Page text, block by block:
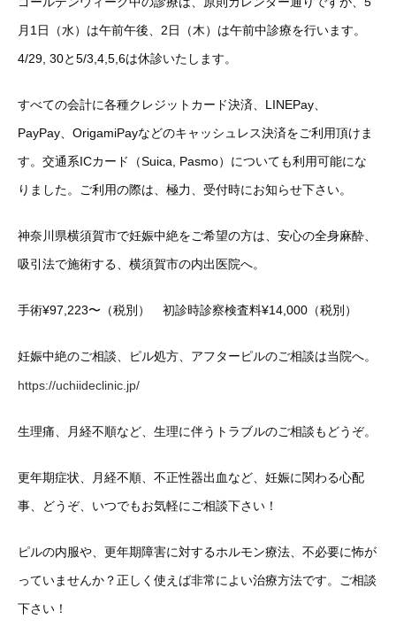
月1日（水）は午前午後、2日（木）は午前中診療を行います。
4/29, 30と5/3,4,5,6は休診いたします。
すべての会計に各種クレジットカード決済、LINEPay、
PayPay、OrigamiPayなどのキャッシュレス決済をご利用頂けま
す。交通系ICカード（Suica, Pasmo）についても利用可能にな
りました。ご利用の際は、極力、受付時にお知らせ下さい。
神奈川県横須賀市で妊娠中絶をご希望の方は、安心の全身麻酔、
吸引法で施術する、横須賀市の内出医院へ。
手術¥97,223〜（税別） 初診時診察検査料¥14,000（税別）
妊娠中絶のご相談、ピル処方、アフターピルのご相談は当院へ。
https://uchiideclinic.jp/
生理痛、月経不順など、生理に伴うトラブルのご相談もどうぞ。
更年期症状、月経不順、不正性器出血など、妊娠に関わる心配
事、どうぞ、いつでもお気軽にご相談下さい！
ピルの内服や、更年期障害に対するホルモン療法、不必要に怖が
っていませんか？正しく使えば非常によい治療方法です。ご相談
下さい！